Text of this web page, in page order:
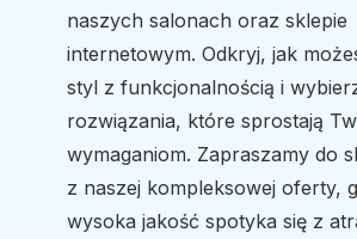
naszych salonach oraz sklepie
internetowym. Odkryj, jak
styl z funkcjonalnością i
rozwiązania, które sprostają
wymaganiom. Zapraszamy do
z naszej kompleksowej oferty,
wysoka jakość spotyka się z